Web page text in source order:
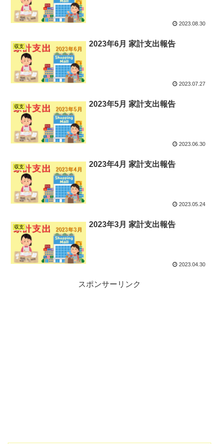
2023.08.30
収支 2023年6月 家計支出報告
2023.07.27
収支 2023年5月 家計支出報告
2023.06.30
収支 2023年4月 家計支出報告
2023.05.24
収支 2023年3月 家計支出報告
2023.04.30
スポンサーリンク